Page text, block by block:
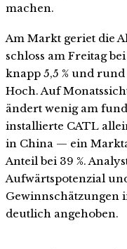
machen.
Am Markt geriet die
schloss am Freitag
knapp 5,5 % und
Hoch. Auf
ändert wenig am
installierte CATL
in China — ein
Anteil bei 39 %.
Aufwärtspotenzial
Gewinnschätzungen
deutlich angehoben.